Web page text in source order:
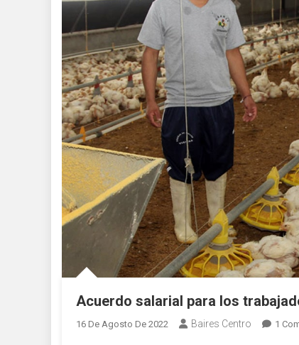
Acuerdo salarial para los
16 De Agosto De 2022 Baires Centro 1